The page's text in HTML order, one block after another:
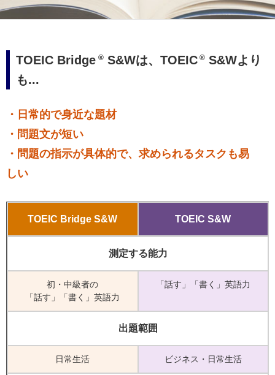
TOEIC Bridge ®S&Wは、TOEIC ® S&Wより
も...
・日常的で身近な題材
・問題文が短い
・問題の指示が具体的で、求められるタスクも易
しい
TOEIC Bridge S&W TOEIC S&W
測定する能力
初・中級者の
「話す」「書く」英語力
「話す」「書く」英語力
出題範囲
日常生活 ビジネス・日常生活